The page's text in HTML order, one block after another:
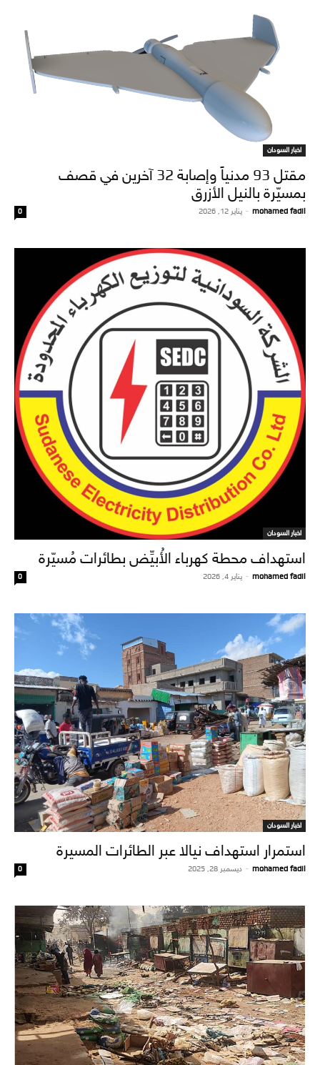
اخبار السودان
مقتل 93 مدنياً وإصابة 32 آخرين في قصف
بمسيّرة بالنيل الأزرق
mohamed fadil
- يناير 12, 2026 0
اخبار السودان
استهداف محطة كهرباء الأُبيِّض بطائرات مُسيّرة
mohamed fadil
- يناير 4, 2026 0
اخبار السودان
استمرار استهداف نيالا عبر الطائرات المسيرة
mohamed fadil
- ديسمبر 28, 2025 0